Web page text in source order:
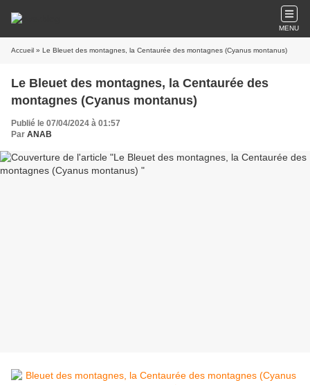
MENU
Accueil » Le Bleuet des montagnes, la Centaurée des montagnes (Cyanus montanus)
Le Bleuet des montagnes, la Centaurée des
montagnes (Cyanus montanus)
Publié le 07/04/2024 à 01:57
Par ANAB